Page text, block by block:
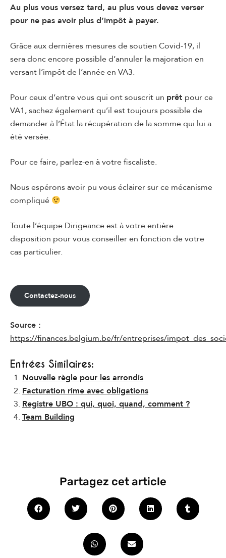
Au plus vous versez tard, au plus vous devez verser
pour ne pas avoir plus d’impôt à payer.
Grâce aux dernières mesures de soutien Covid-19, il
sera donc encore possible d’annuler la majoration en
versant l’impôt de l’année en VA3.
Pour ceux d’entre vous qui ont souscrit un prêt pour ce
VA1, sachez également qu’il est toujours possible de
demander à l’État la récupération de la somme qui lui a
été versée.
Pour ce faire, parlez-en à votre fiscaliste.
Nous espérons avoir pu vous éclairer sur ce mécanisme
compliqué
Toute l’équipe Dirigeance est à votre entière
disposition pour vous conseiller en fonction de votre
cas particulier.
Contactez-nous
Source :
https://finances.belgium.be/fr/entreprises/
Entrées Similaires:
Nouvelle règle pour les arrondis
Facturation rime avec obligations
Registre UBO : qui, quoi, quand, comment ?
Team Building
Partagez cet article